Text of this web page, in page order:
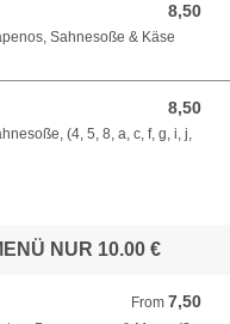
8,50
8,50 EUR
Sahnesoße & Käse
8,50
8,50 EUR
(4, 5, 8, a, c, f, g, i, j,
NUR 10.00 €
From 7,50
From 7,50 EUR